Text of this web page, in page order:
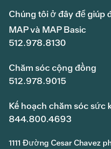
Chúng tôi ở đây để giúp
MAP và MAP Basic
512.978.8130
Chăm sóc cộng đồng
512.978.9015
Kế hoạch chăm sóc sức
844.800.4693
1111 Đường Cesar Chavez